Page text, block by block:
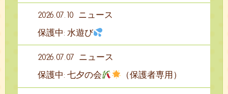
2026.07.10
ニュース
保護中: 水遊び
2026.07.07
ニュース
保護中: 七夕の会
（保護者専用）